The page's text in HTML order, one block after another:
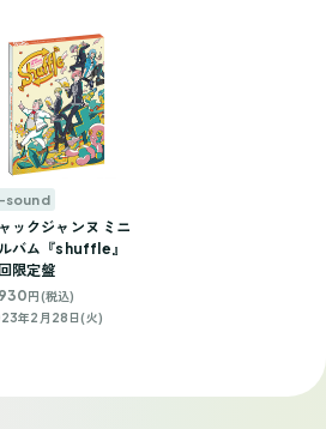
sound
ックジャンヌ ミニ
バム『shuffle』
限定盤
円(税込)
年2月28日(火)